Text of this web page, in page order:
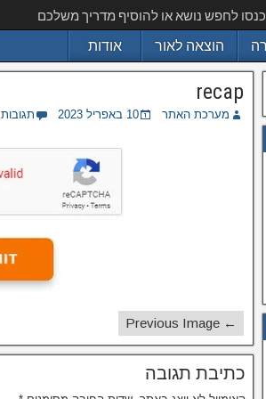
לחפש נושא או להוסיף מדריך משלכם
הוצאה לאור אודות
recap
מערכת האתר 10 באפריל 2023 תגובות
← Previous Image
כתיבת תגובה